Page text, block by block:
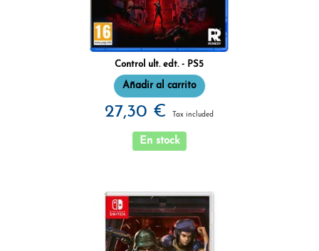
Control ult. edt. - PS5
27,30 € Tax included
Añadir al carrito
En stock